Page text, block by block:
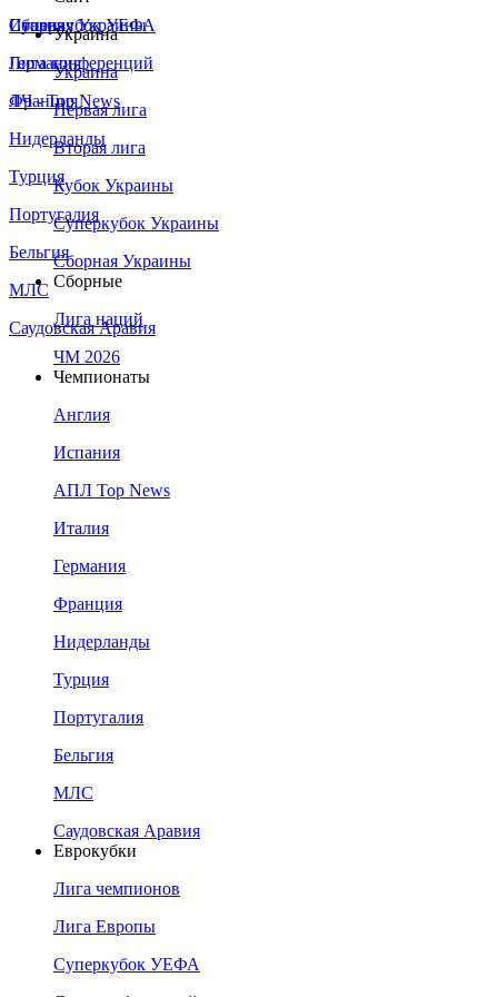
Сборная Украины
Италия
Германия
Франция
Нидерланды
Турция
Португалия
Бельгия
МЛС
Саудовская Аравия
Суперкубок УЕФА
Лига конференций
ЛЧ - Top News
Украина
Украина
Первая лига
Вторая лига
Кубок Украины
Суперкубок Украины
Сборная Украины
Сборные
Лига наций
ЧМ 2026
Чемпионаты
Англия
Испания
АПЛ Top News
Италия
Германия
Франция
Нидерланды
Турция
Португалия
Бельгия
МЛС
Саудовская Аравия
Еврокубки
Лига чемпионов
Лига Европы
Суперкубок УЕФА